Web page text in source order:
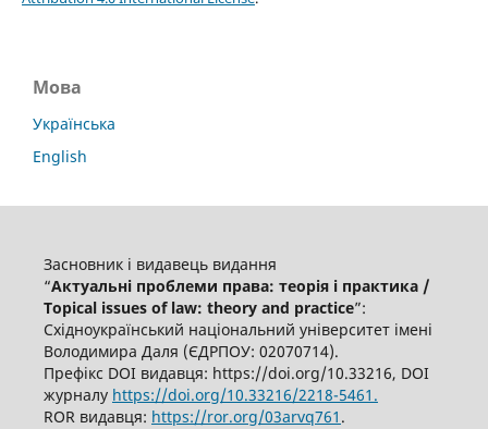
Мова
Українська
English
Засновник і видавець видання
“Актуальні проблеми права: теорія і практика /
Topical issues of law: theory and practice”:
Східноукраїнський національний університет імені
Володимира Даля (ЄДРПОУ: 02070714).
Префікс DOI видавця: https://doi.org/10.33216, DOI
журналу https://doi.org/10.33216/2218-5461.
ROR видавця: https://ror.org/03arvq761 .